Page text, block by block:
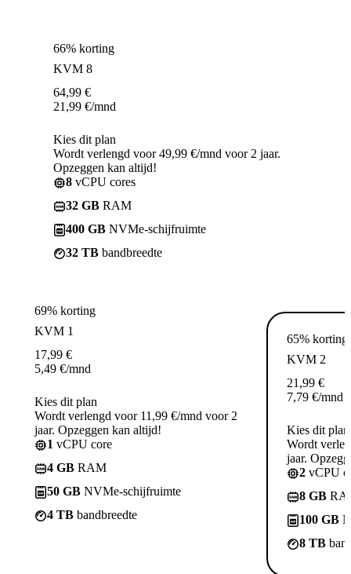
66% korting
KVM 8
64,99 €
21,99 €/mnd
Kies dit plan
Wordt verlengd voor 49,99 €/mnd voor 2 jaar.
Opzeggen kan altijd!
8 vCPU cores
32 GB RAM
400 GB NVMe-schijfruimte
32 TB bandbreedte
69% korting
KVM 1
17,99 €
5,49 €/mnd
Kies dit plan
Wordt verlengd voor 11,99 €/mnd voor 2
jaar. Opzeggen kan altijd!
1 vCPU core
4 GB RAM
50 GB NVMe-schijfruimte
4 TB bandbreedte
65% korting
KVM 2
21,99 €
7,79 €/mnd
Kies dit plan
Wordt
jaar.
2 vCPU
8 GB
100 GB
8 TB